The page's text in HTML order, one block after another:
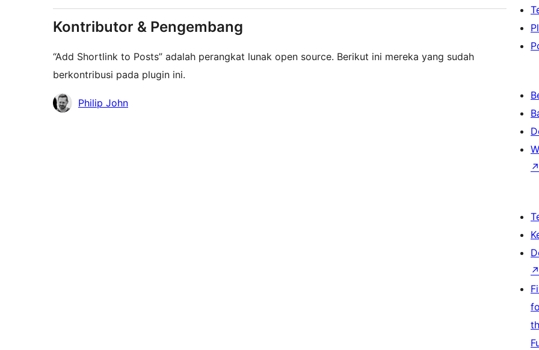
Kontributor & Pengembang
“Add Shortlink to Posts” adalah perangkat lunak open source. Berikut ini mereka yang sudah
berkontribusi pada plugin ini.
KontributorPhilip John
↗
↗